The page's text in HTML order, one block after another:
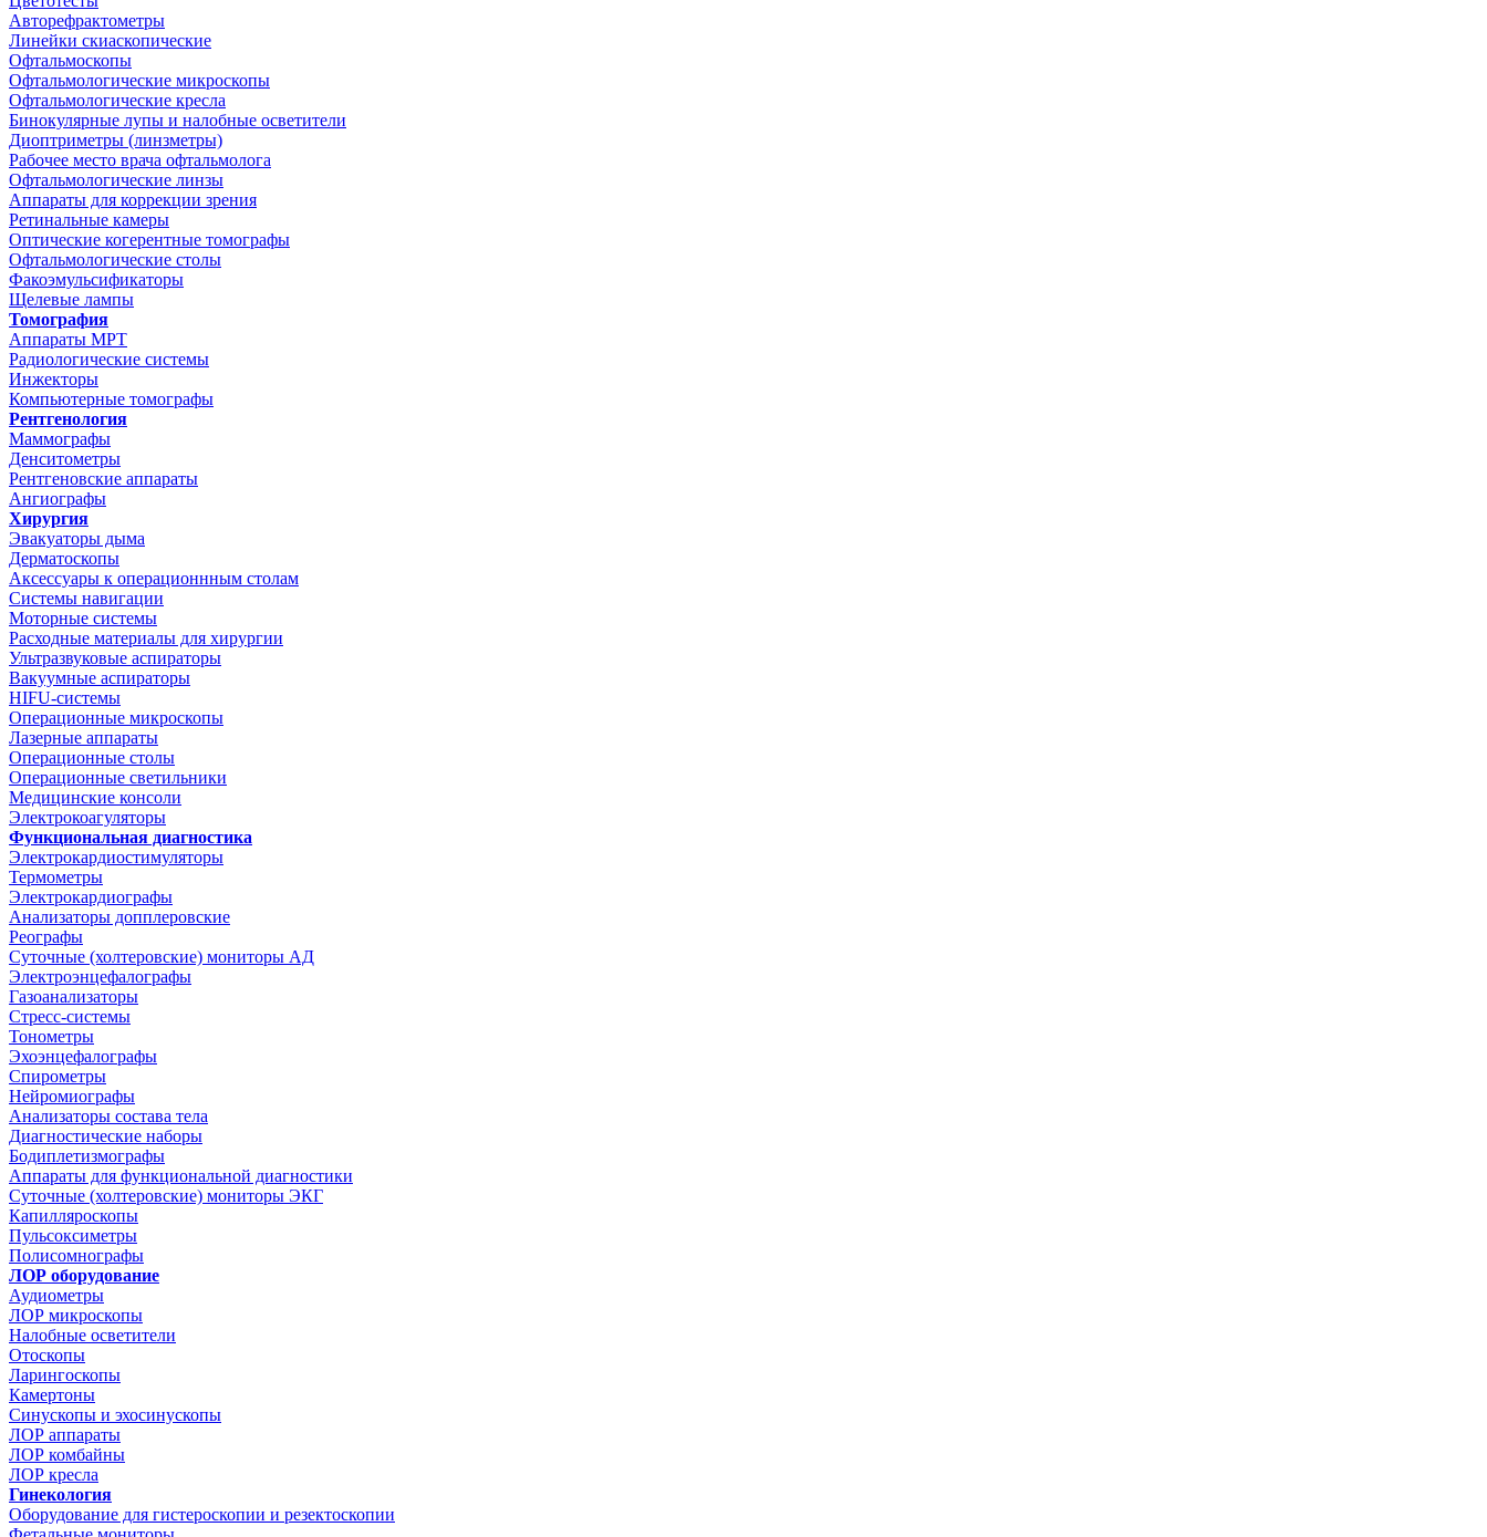
Авторефрактометры
Линейки скиаскопические
Офтальмоскопы
Офтальмологические микроскопы
Офтальмологические кресла
Бинокулярные лупы и налобные осветители
Диоптриметры (линзметры)
Рабочее место врача офтальмолога
Офтальмологические линзы
Аппараты для коррекции зрения
Ретинальные камеры
Оптические когерентные томографы
Офтальмологические столы
Факоэмульсификаторы
Щелевые лампы
Томография
Аппараты МРТ
Радиологические системы
Инжекторы
Компьютерные томографы
Рентгенология
Маммографы
Денситометры
Рентгеновские аппараты
Ангиографы
Хирургия
Эвакуаторы дыма
Дерматоскопы
Аксессуары к операционнным столам
Системы навигации
Моторные системы
Расходные материалы для хирургии
Ультразвуковые аспираторы
Вакуумные аспираторы
HIFU-системы
Операционные микроскопы
Лазерные аппараты
Операционные столы
Операционные светильники
Медицинские консоли
Электрокоагуляторы
Функциональная диагностика
Электрокардиостимуляторы
Термометры
Электрокардиографы
Анализаторы допплеровские
Реографы
Суточные (холтеровские) мониторы АД
Электроэнцефалографы
Газоанализаторы
Стресс-системы
Тонометры
Эхоэнцефалографы
Спирометры
Нейромиографы
Анализаторы состава тела
Диагностические наборы
Бодиплетизмографы
Аппараты для функциональной диагностики
Суточные (холтеровские) мониторы ЭКГ
Капилляроскопы
Пульсоксиметры
Полисомнографы
ЛОР оборудование
Аудиометры
ЛОР микроскопы
Налобные осветители
Отоскопы
Ларингоскопы
Камертоны
Синускопы и эхосинускопы
ЛОР аппараты
ЛОР комбайны
ЛОР кресла
Гинекология
Оборудование для гистероскопии и резектоскопии